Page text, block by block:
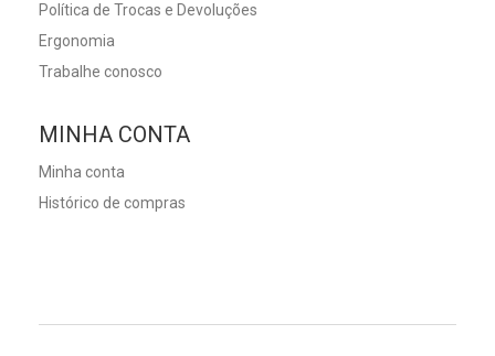
Política de Trocas e Devoluções
Ergonomia
Trabalhe conosco
MINHA CONTA
Minha conta
Histórico de compras